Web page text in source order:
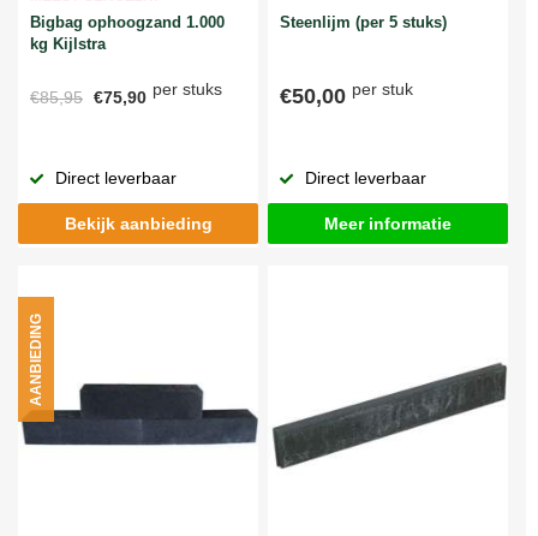
Bigbag ophoogzand 1.000
kg Kijlstra
€85,95 €75,90 per stuks
Direct leverbaar
Bekijk aanbieding
Steenlijm (per 5 stuks)
€50,00 per stuk
Direct leverbaar
Meer informatie
AANBIEDING